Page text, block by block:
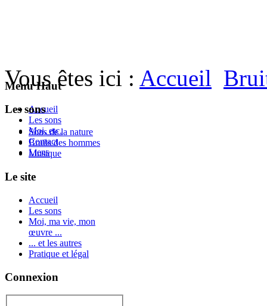
Menu Haut
Accueil
Les sons
Moi, etc.
Contact
Liens
Vous êtes ici : Accueil
Les sons
Sons de la nature
Bruits des hommes
Musique
Le site
Accueil
Les sons
Moi, ma vie, mon
œuvre ...
... et les autres
Pratique et légal
Connexion